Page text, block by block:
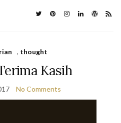
, thought
Kasih
No Comments